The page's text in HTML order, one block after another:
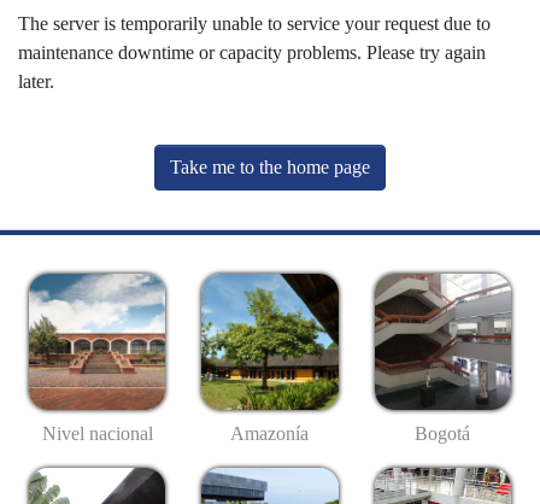
The server is temporarily unable to service your request due to
maintenance downtime or capacity problems. Please try again
later.
Take me to the home page
Nivel nacional Amazonía Bogotá